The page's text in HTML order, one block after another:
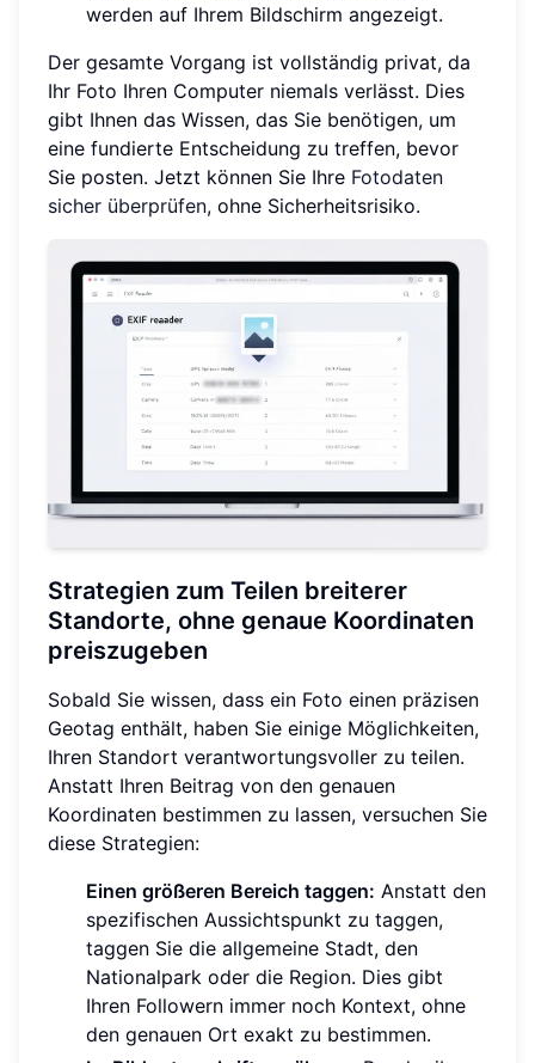
werden auf Ihrem Bildschirm angezeigt.
Der gesamte Vorgang ist vollständig privat, da
Ihr Foto Ihren Computer niemals verlässt. Dies
gibt Ihnen das Wissen, das Sie benötigen, um
eine fundierte Entscheidung zu treffen, bevor
Sie posten. Jetzt können Sie Ihre Fotodaten
sicher überprüfen, ohne Sicherheitsrisiko.
Strategien zum Teilen breiterer
Standorte, ohne genaue Koordinaten
preiszugeben
Sobald Sie wissen, dass ein Foto einen präzisen
Geotag enthält, haben Sie einige Möglichkeiten,
Ihren Standort verantwortungsvoller zu teilen.
Anstatt Ihren Beitrag von den genauen
Koordinaten bestimmen zu lassen, versuchen Sie
diese Strategien:
Einen größeren Bereich taggen: Anstatt den
spezifischen Aussichtspunkt zu taggen,
taggen Sie die allgemeine Stadt, den
Nationalpark oder die Region. Dies gibt
Ihren Followern immer noch Kontext, ohne
den genauen Ort exakt zu bestimmen.